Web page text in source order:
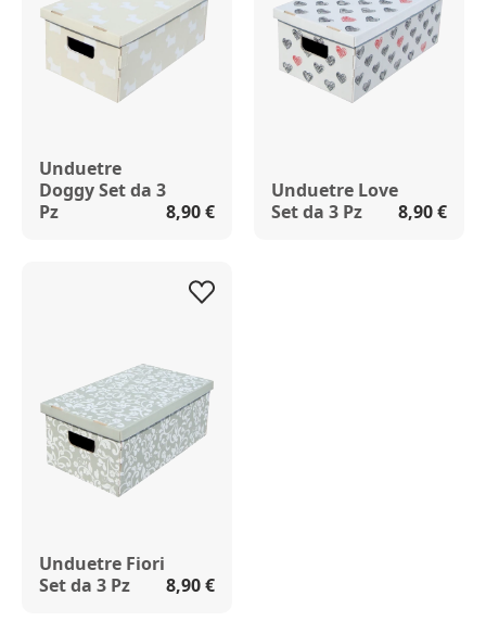
Unduetre
Doggy Set da 3
Pz
8,90 €
Unduetre Love
Set da 3 Pz
8,90 €
Unduetre Fiori
Set da 3 Pz
8,90 €